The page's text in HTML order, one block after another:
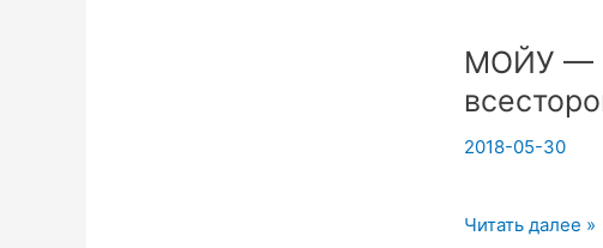
МОЙУ —
2018-05-30
МОЙУ
Читать далее »